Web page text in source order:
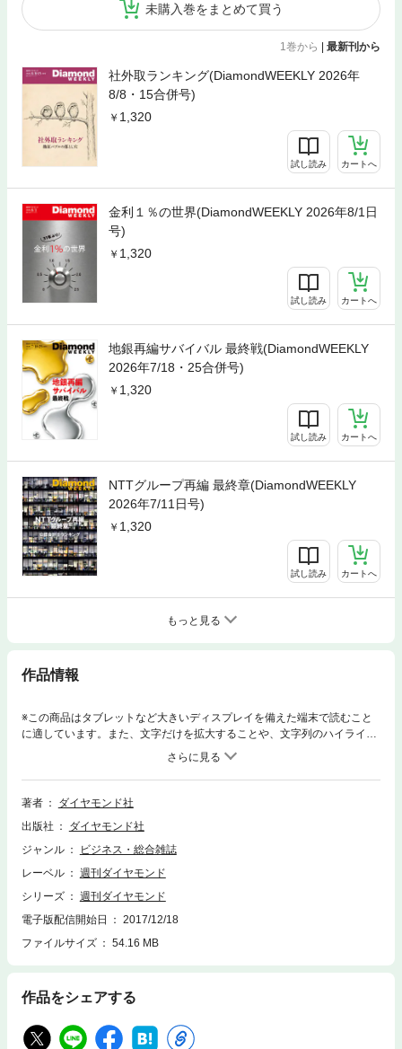
未購入巻をまとめて買う
1巻から | 最新刊から
社外取ランキング(DiamondWEEKLY 2026年
8/8・15合併号)
1,320
試し読み カートへ
金利１％の世界(DiamondWEEKLY 2026年8/1日
号)
1,320
試し読み カートへ
地銀再編サバイバル 最終戦(DiamondWEEKLY
2026年7/18・25合併号)
1,320
試し読み カートへ
NTTグループ再編 最終章(DiamondWEEKLY
2026年7/11日号)
1,320
試し読み カートへ
もっと見る
作品情報
※この商品はタブレットなど大きいディスプレイを備えた端末で読むこと
に適しています。また、文字だけを拡大することや、文字列のハイライ
ト、検索、辞書の参照、引用などの機能が使用できません。※電子版で
は、紙の雑誌と内容が一部異なります。ご注意ください。連載小説など著
作権等の問題で掲載されないページや写真、また、プレゼント企画やWEB
サービスなどご利用になれないコンテンツがございます。あらかじめご了
迫る個人大増税の足音(Interview) 森信茂樹●中央大学法科大学院教授、東
京財団上席研究員向上する国税の調査能力 マイナンバー包囲網の実力≪
得層は手取りが大幅減(サラリーマン) 新設のセルフメディケーション税
制など 意外に知らない家計防衛術(iDeCo＆NISA) 掛け金控除に運用益
宅・自動車購入に軽減税率 消費税率引き上げの歩き方(仮想通貨) 所得
を計算する手段がない！？ 価格高騰の裏で混乱する納税(ふるさと納税)
mn) 相続税評価額は大幅減も危険な賃貸アパート建設(Column) 大量放
出まであとわずか 生産緑地の「2022年問題」(タワマン節税) 一時は富
裕層を震撼させたが… 効果絶大でも露骨な手法は危険(生前贈与) 最強
の節税術ではあるものの… 「名義預金」にご用心(一括贈与) 教育資金
著者
ダイヤモンド社
出版社
ダイヤモンド社
ジャンル
ビジネス・総合雑誌
レーベル
週刊ダイヤモンド
シリーズ
週刊ダイヤモンド
電子版配信開始日
2017/12/18
ファイルサイズ
54.16 MB
作品をシェアする